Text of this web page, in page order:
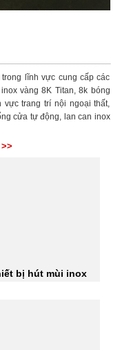
lĩnh vực cung cấp các
vàng 8K Titan, 8k bóng
trang trí nội ngoại thất,
cửa tự động, lan can inox
bị hút mùi inox